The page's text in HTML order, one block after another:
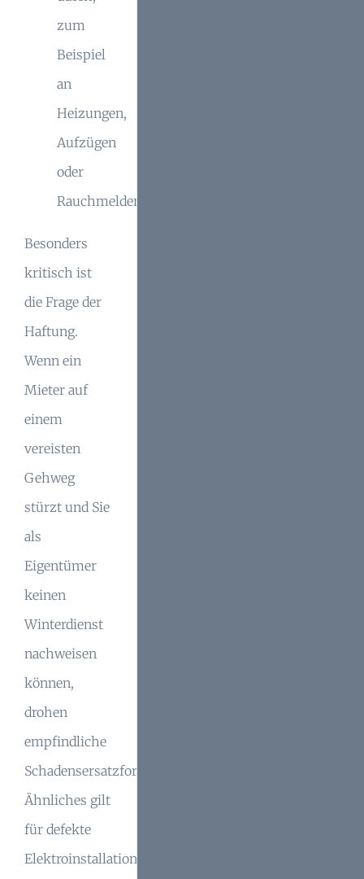
zum
Beispiel
an
Heizungen,
Aufzügen
oder
Rauchmeldern.
Besonders
kritisch ist
die Frage der
Haftung.
Wenn ein
Mieter auf
einem
vereisten
Gehweg
stürzt und Sie
als
Eigentümer
keinen
Winterdienst
nachweisen
können,
drohen
empfindliche
Schadensersatzforderungen.
Ähnliches gilt
für defekte
Elektroinstallationen